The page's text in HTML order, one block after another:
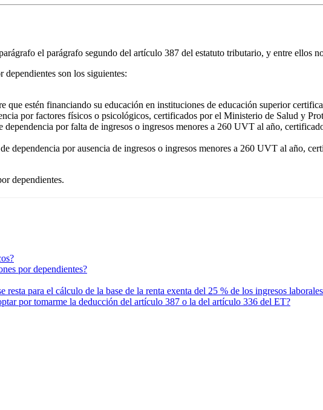
el parágrafo segundo del artículo 387 del estatuto tributario, y entre ellos
son los siguientes:
estén financiando su educación en instituciones de educación superior
por factores físicos o psicológicos, certificados por el Ministerio de Salud y
dependencia por falta de ingresos o ingresos menores a 260 UVT al año,
dependencia por ausencia de ingresos o ingresos menores a 260 UVT al año,
dependientes.
por dependientes?
para el cálculo de la base de la renta exenta del 25 % de los ingresos
por tomarme la deducción del artículo 387 o la del artículo 336 del ET?